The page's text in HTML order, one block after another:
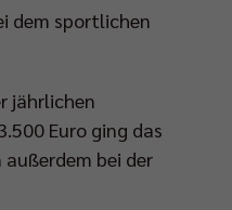
dem sportlichen
jährlichen
Euro ging das
außerdem bei der